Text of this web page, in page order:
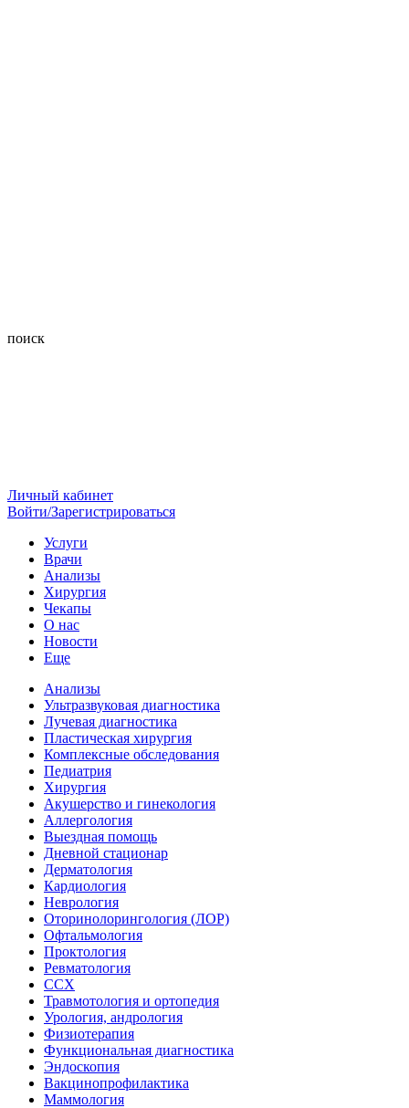
поиск
Личный кабинет
Войти/Зарегистрироваться
Услуги
Врачи
Анализы
Хирургия
Чекапы
О нас
Новости
Еще
Анализы
Ультразвуковая диагностика
Лучевая диагностика
Пластическая хирургия
Комплексные обследования
Педиатрия
Хирургия
Акушерство и гинекология
Аллергология
Выездная помощь
Дневной стационар
Дерматология
Кардиология
Неврология
Оторинолорингология (ЛОР)
Офтальмология
Проктология
Ревматология
ССХ
Травмотология и ортопедия
Урология, андрология
Физиотерапия
Функциональная диагностика
Эндоскопия
Вакцинопрофилактика
Маммология